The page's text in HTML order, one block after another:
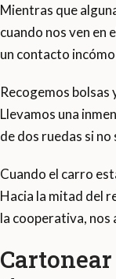
Mientras que
cuando nos ven en
un contacto
Recogemos
Llevamos una
de dos ruedas si
Cuando el carro
Hacia la mitad del
la cooperativa, nos